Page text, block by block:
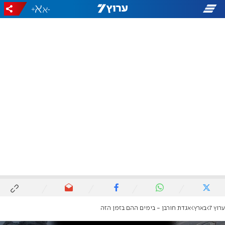
-
+
ערוץ 7 בארץ אגדת חורבן - בימים ההם בזמן הזה